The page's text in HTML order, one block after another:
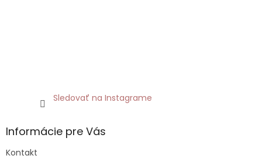
Sledovať na Instagrame
Informácie pre Vás
Kontakt